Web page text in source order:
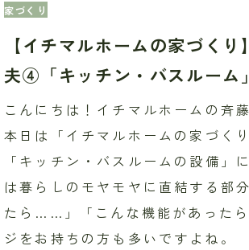
家づくり
【イチマルホームの家づく
夫④「キッチン・バスルーム
こんにちは！イチマルホームの斉
本日は「イチマルホームの家づく
「キッチン・バスルームの設備」
は暮らしのモヤモヤに直結する部
たら……」「こんな機能があった
ジをお持ちの方も多いですよね。